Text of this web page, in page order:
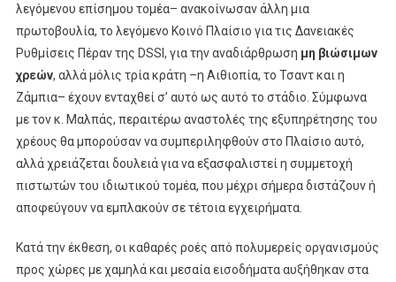
λεγόμενου επίσημου τομέα– ανακοίνωσαν άλλη μια
πρωτοβουλία, το λεγόμενο Κοινό Πλαίσιο για τις Δανειακές
Ρυθμίσεις Πέραν της DSSI, για την αναδιάρθρωση μη βιώσιμων
χρεών, αλλά μόλις τρία κράτη –η Αιθιοπία, το Τσαντ και η
Ζάμπια– έχουν ενταχθεί σ’ αυτό ως αυτό το στάδιο. Σύμφωνα
με τον κ. Μαλπάς, περαιτέρω αναστολές της εξυπηρέτησης του
χρέους θα μπορούσαν να συμπεριληφθούν στο Πλαίσιο αυτό,
αλλά χρειάζεται δουλειά για να εξασφαλιστεί η συμμετοχή
πιστωτών του ιδιωτικού τομέα, που μέχρι σήμερα διστάζουν ή
αποφεύγουν να εμπλακούν σε τέτοια εγχειρήματα.
Κατά την έκθεση, οι καθαρές ροές από πολυμερείς οργανισμούς
προς χώρες με χαμηλά και μεσαία εισοδήματα αυξήθηκαν στα